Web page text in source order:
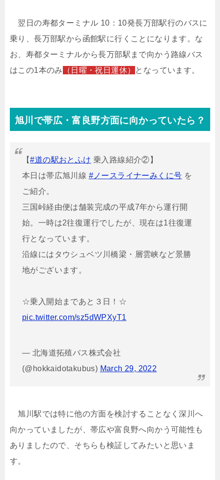
翌日の寿都ターミナル 10：10発長万部駅行のバスに
乗り、長万部駅から函館駅に行くことになります。な
お、寿都ターミナルから長万部駅まで向かう路線バス
はこの1本のみ
（日曜・祝日運休） となっています。
旭川で帯広・富良野方面に向かっていたら？
【#道の駅おとふけ 乗入路線紹介②】
本日は帯広旭川線 #ノースライナーみくに号 を
ご紹介。
三国峠経由便は舗装完成の平成7年から運行開
始。一時は2往復運行でしたが、現在は1往復運
行となっています。
沿線にはタウシュベツ川橋梁・層雲峡など景勝
地がございます。
☆乗入開始まであと３日！☆
pic.twitter.com/sz5dWPXyT1
— 北海道拓殖バス株式会社
(@hokkaidotakubus) March 29, 2022
旭川駅では特に他の方面を検討することなく深川へ
向かっていましたが、帯広や富良野へ向かう可能性も
ありましたので、そちらも検証してみたいと思いま
す。